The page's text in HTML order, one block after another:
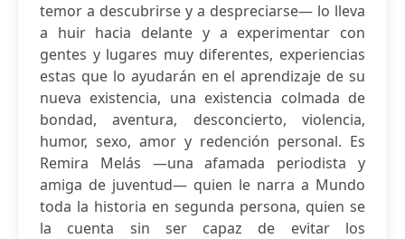
temor a descubrirse y a despreciarse— lo lleva
a huir hacia delante y a experimentar con
gentes y lugares muy diferentes, experiencias
estas que lo ayudarán en el aprendizaje de su
nueva existencia, una existencia colmada de
bondad, aventura, desconcierto, violencia,
humor, sexo, amor y redención personal. Es
Remira Melás —una afamada periodista y
amiga de juventud— quien le narra a Mundo
toda la historia en segunda persona, quien se
la cuenta sin ser capaz de evitar los